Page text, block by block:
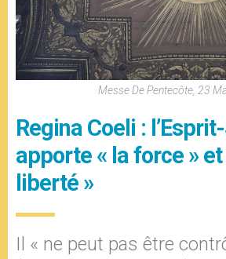
Messe De Pentecôte, 23
Regina Coeli :
apporte « la force » et
liberté »
Il « ne peut pas être